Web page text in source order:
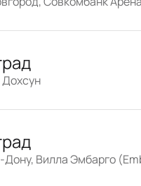
Дохсун
Вилла Эмбарго